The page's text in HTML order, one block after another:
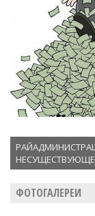
ФОТОГАЛЕРЕИ